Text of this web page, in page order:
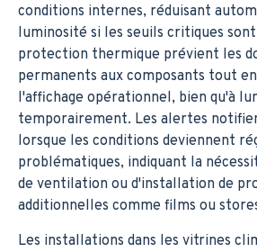
conditions internes, réduisant
luminosité si les seuils critiques
protection thermique prévient les
permanents aux composants tout
l'affichage opérationnel, bien qu'à
temporairement. Les alertes
lorsque les conditions deviennent
problématiques, indiquant la
de ventilation ou d'installation de
additionnelles comme films ou
Les installations dans les vitrines